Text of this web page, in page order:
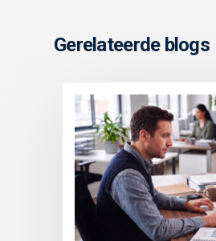
Gerelateerde blogs